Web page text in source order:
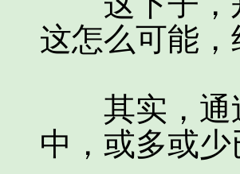
这怎么可能
其实，通过
中，或多或